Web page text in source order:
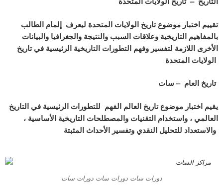
تقييم اختبار موضوع تاريخ الولايات المتحدة ليعرف إلمام الطالب
بالمفاهيم التاريخية وعلاقات السبب والنتيجة والجغرافيا والبيانات
الأخرى اللازمة لتفسير وفهم التطورات التاريخية الرئيسية في تاريخ
تاريخ العام – سات
يقيم اختبار موضوع تاريخ العالم الفهم للتطورات الرئيسية في التاريخ
العالمي ، واستخدام التقنيات والمصطلحات التاريخية الأساسية ،
دورات سات دورات سات دورات سات